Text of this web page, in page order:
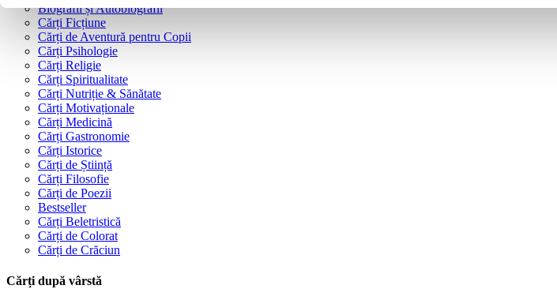
Biografii și Autobiografii
Cărți Ficțiune
Cărți de Aventură pentru Copii
Cărți Psihologie
Cărți Religie
Cărți Spiritualitate
Cărți Nutriție & Sănătate
Cărți Motivaționale
Cărți Medicină
Cărți Gastronomie
Cărți Istorice
Cărți de Știință
Cărți Filosofie
Cărți de Poezii
Bestseller
Cărți Beletristică
Cărți de Colorat
Cărți de Crăciun
Cărți după vârstă